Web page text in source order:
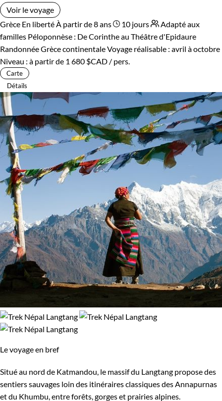
Voir le voyage
Grèce En liberté À partir de 8 ans 10 jours
Adapté aux
familles Péloponnèse : De Corinthe au Théâtre d'Epidaure
Randonnée Grèce continentaleVoyage réalisable : avril à octobre
Niveau : à partir de 1 680 $CAD / pers.
Carte
Détails
Le voyage en bref
Situé au nord de Katmandou, le massif du Langtang propose des
sentiers sauvages loin des itinéraires classiques des Annapurnas
et du Khumbu, entre forêts, gorges et prairies alpines.